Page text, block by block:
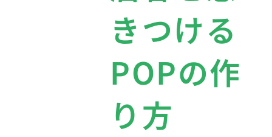
きつける
POPの作
り方